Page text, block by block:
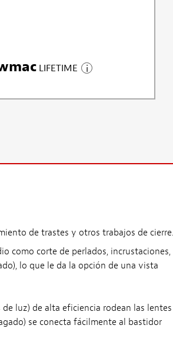
LIFETIME
de trastes y otros trabajos de cierre.
como corte de perlados, incrustaciones,
lo que le da la opción de una vista
luz) de alta eficiencia rodean las lentes
se conecta fácilmente al bastidor